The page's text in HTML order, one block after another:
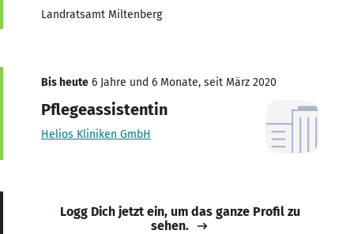
Landratsamt Miltenberg
Bis heute 6 Jahre und 6 Monate, seit März 2020
Pflegeassistentin
Helios Kliniken GmbH
Logg Dich jetzt ein, um das ganze Profil zu
sehen.